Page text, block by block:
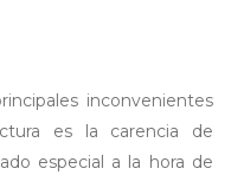
inconvenientes
es la carencia de
especial a la hora de